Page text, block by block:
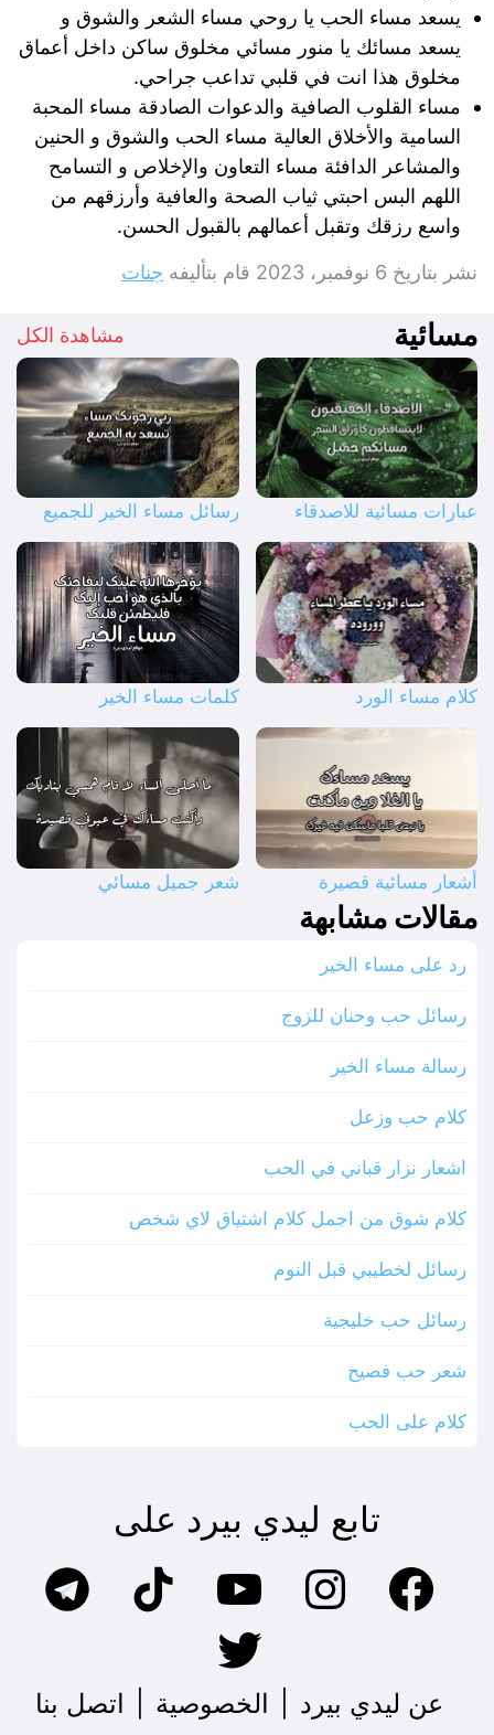
يسعد مساء الحب يا روحي مساء الشعر والشوق و
يسعد مسائك يا منور مسائي مخلوق ساكن داخل أعماق
مخلوق هذا انت في قلبي تداعب جراحي.
مساء القلوب الصافية والدعوات الصادقة مساء المحبة
السامية والأخلاق العالية مساء الحب والشوق و الحنين
والمشاعر الدافئة مساء التعاون والإخلاص و التسامح
اللهم البس احبتي ثياب الصحة والعافية وأرزقهم من
واسع رزقك وتقبل أعمالهم بالقبول الحسن.
نشر بتاريخ 6 نوفمبر، 2023 قام بتأليفه جنات
مسائية مشاهدة الكل
عبارات مسائية للاصدقاء رسائل مساء الخير للجميع
كلام مساء الورد كلمات مساء الخير
أشعار مسائية قصيرة شعر جميل مسائي
مقالات مشابهة
رد على مساء الخير
رسائل حب وحنان للزوج
رسالة مساء الخير
كلام حب وزعل
اشعار نزار قباني في الحب
كلام شوق من اجمل كلام اشتياق لاي شخص
رسائل لخطيبي قبل النوم
رسائل حب خليجية
شعر حب فصيح
كلام على الحب
تابع ليدي بيرد على
عن ليدي بيرد الخصوصية اتصل بنا